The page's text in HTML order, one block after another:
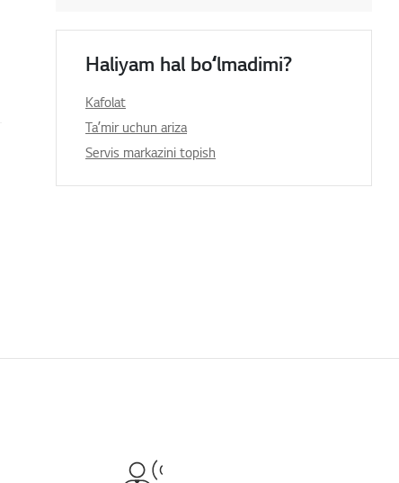
Haliyam hal boʻlmadimi?
Kafolat
Taʼmir uchun ariza
Servis markazini topish